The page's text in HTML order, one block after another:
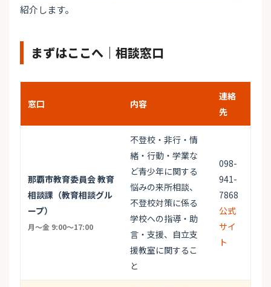
紹介します。
まずはここへ｜相談窓口
窓口 内容
連絡
先
那覇市教育委員会 教育
相談課（教育相談グル
ープ）
月～金 9:00～17:00
不登校・非行・情
緒・行動・学業な
ど青少年に関する
悩みの来所相談、
不登校対策に係る
学校への指導・助
言・支援、自立支
援教室に関するこ
と
098-
941-
7868
公式
サイ
ト